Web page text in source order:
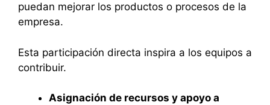
puedan mejorar los productos o procesos de la
empresa.
Esta participación directa inspira a los equipos a
contribuir.
Asignación de recursos y apoyo a